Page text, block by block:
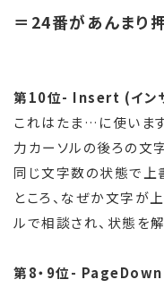
＝24番があんまり
第10位- Insert (イン
これはたま…に使います
力カーソルの後ろの文
同じ文字数の状態で上
ところ、なぜか文字が
ルで相談され、状態を
第8・9位- PageDown